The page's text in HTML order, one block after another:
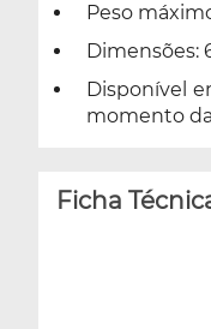
Peso
Dimensões:
Disponível
momento
Ficha